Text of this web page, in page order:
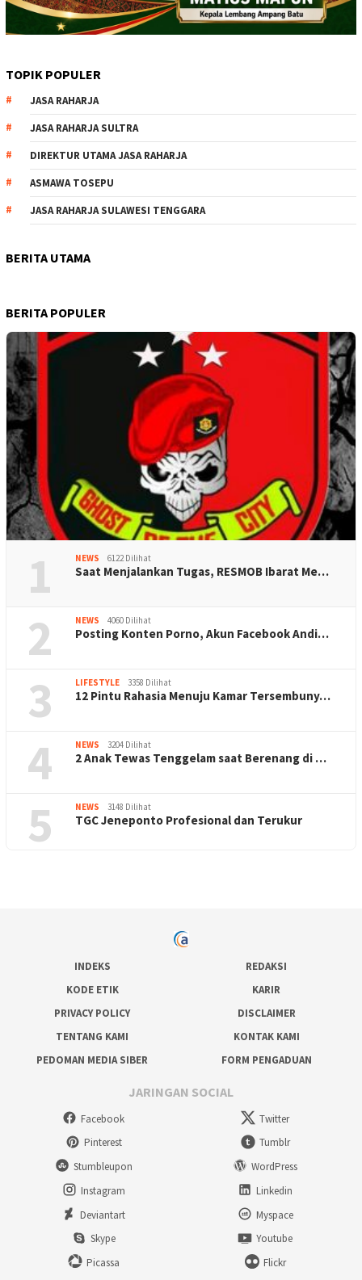
TOPIK POPULER
JASA RAHARJA
JASA RAHARJA SULTRA
DIREKTUR UTAMA JASA RAHARJA
ASMAWA TOSEPU
JASA RAHARJA SULAWESI TENGGARA
BERITA UTAMA
BERITA POPULER
1 NEWS 6122 Dilihat
Saat Menjalankan Tugas, RESMOB Ibarat Me…
2 NEWS 4060 Dilihat
Posting Konten Porno, Akun Facebook Andi…
3 LIFESTYLE 3358 Dilihat
12 Pintu Rahasia Menuju Kamar Tersembuny…
4 NEWS 3204 Dilihat
2 Anak Tewas Tenggelam saat Berenang di …
5 NEWS 3148 Dilihat
TGC Jeneponto Profesional dan Terukur
INDEKS
REDAKSI
KODE ETIK
KARIR
PRIVACY POLICY
DISCLAIMER
TENTANG KAMI
KONTAK KAMI
PEDOMAN MEDIA SIBER
FORM PENGADUAN
JARINGAN SOCIAL
Facebook
Twitter
Pinterest
Tumblr
Stumbleupon
WordPress
Instagram
Linkedin
Deviantart
Myspace
Skype
Youtube
Picassa
Flickr